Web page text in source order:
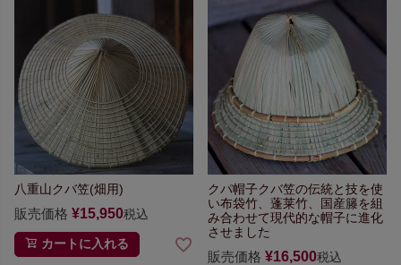
八重山クバ笠(畑用)
販売価格 ¥15,950税込
カートに入れる
クパ帽子クバ笠の伝統と技を使
い布袋竹、蓬莱竹、国産籐を組
み合わせて現代的な帽子に進化
させました
販売価格 ¥16,500税込